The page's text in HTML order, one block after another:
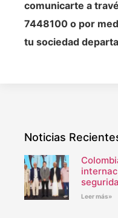
comunicarte a
7448100 o por
tu sociedad
Noticias
Leer más»